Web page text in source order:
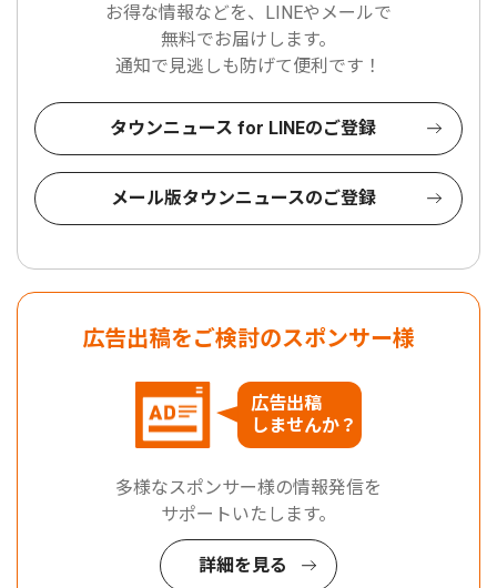
お得な情報などを、LINEやメールで
無料でお届けします。
通知で見逃しも防げて便利です！
タウンニュース for LINEのご登録
メール版タウンニュースのご登録
広告出稿をご検討のスポンサー様
広告出稿
しませんか？
多様なスポンサー様の情報発信を
サポートいたします。
詳細を見る